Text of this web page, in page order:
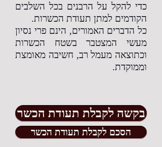
כדי להקל על הרבנים בכל השלבים
הקודמים למתן תעודת הכשרות.
כל הדברים האמורים, הינם פרי נסיון
מעשי המצטבר בשטח הכשרות
וכתוצאה מעמל רב, חשיבה מאומצת
וממוקדת.
בקשה לקבלת תעודת הכשר
הסכם לקבלת תעודת הכשר